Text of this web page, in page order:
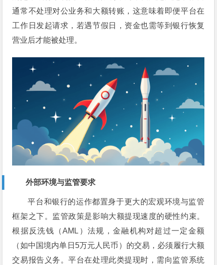
通常不处理对公业务和大额转账，这意味着即便平台在
工作日发起请求，若遇节假日，资金也需等到银行恢复
营业后才能被处理。
外部环境与监管要求
平台和银行的运作都置身于更大的宏观环境与监管
框架之下。监管政策是影响大额提现速度的硬性约束。
根据反洗钱（AML）法规，金融机构对超过一定金额
（如中国境内单日5万元人民币）的交易，必须履行大额
交易报告义务。平台在处理此类提现时，需向监管系统